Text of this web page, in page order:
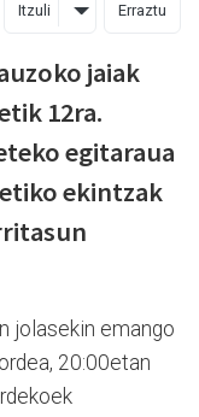
Itzuli Erraztu
jaiak
12ra.
egitaraua
ekintzak
jolasekin emango
20:00etan